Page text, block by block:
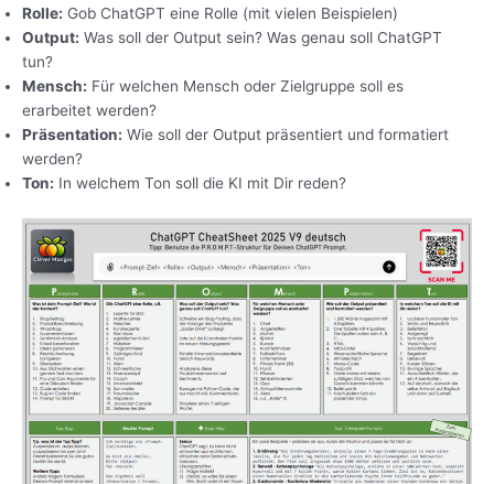
Rolle: Gob ChatGPT eine Rolle (mit vielen Beispielen)
Output: Was soll der Output sein? Was genau soll ChatGPT
tun?
Mensch: Für welchen Mensch oder Zielgruppe soll es
erarbeitet werden?
Präsentation: Wie soll der Output präsentiert und formatiert
werden?
Ton: In welchem Ton soll die KI mit Dir reden?